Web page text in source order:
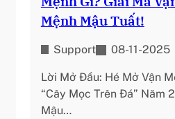
Mệnh Mậu Tuất!
Support 08-11-2025
Lời Mở Đầu: Hé Mở Vận
“Cây Mọc Trên Đá” Năm
Mậu…